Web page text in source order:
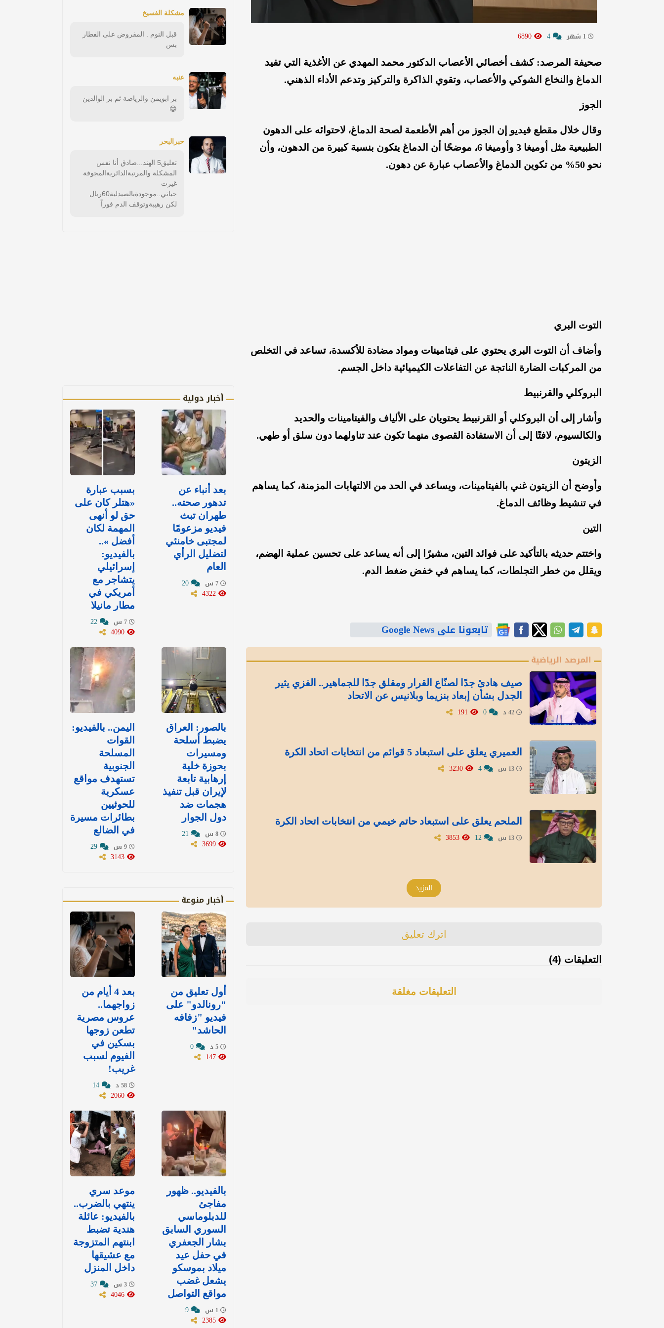
صحيفة المرصد: كشف أخصائي الأعصاب الدكتور محمد المهدي عن الأغذية التي تفيد
الدماغ والنخاع الشوكي والأعصاب، وتقوي الذاكرة والتركيز وتدعم الأداء الذهني.
الجوز
وقال خلال مقطع فيديو إن الجوز من أهم الأطعمة لصحة الدماغ، لاحتوائه على الدهون
الطبيعية مثل أوميغا 3 وأوميغا 6، موضحًا أن الدماغ يتكون بنسبة كبيرة من الدهون، وأن
نحو 50% من تكوين الدماغ والأعصاب عبارة عن دهون.
التوت البري
وأضاف أن التوت البري يحتوي على فيتامينات ومواد مضادة للأكسدة، تساعد في التخلص
من المركبات الضارة الناتجة عن التفاعلات الكيميائية داخل الجسم.
البروكلي والقرنبيط
وأشار إلى أن البروكلي أو القرنبيط يحتويان على الألياف والفيتامينات والحديد
والكالسيوم، لافتًا إلى أن الاستفادة القصوى منهما تكون عند تناولهما دون سلق أو طهي.
الزيتون
وأوضح أن الزيتون غني بالفيتامينات، ويساعد في الحد من الالتهابات المزمنة، كما يساهم
في تنشيط وظائف الدماغ.
التين
واختتم حديثه بالتأكيد على فوائد التين، مشيرًا إلى أنه يساعد على تحسين عملية الهضم،
ويقلل من خطر التجلطات، كما يساهم في خفض ضغط الدم.
تابعونا على Google News
المرصد الرياضية
صيف هادئ جدًا لصنّاع القرار ومقلق جدًا للجماهير.. الفزي يثير
الجدل بشأن إبعاد بنزيما وبلانيس عن الاتحاد
العميري يعلق على استبعاد 5 قوائم من انتخابات اتحاد الكرة
الملحم يعلق على استبعاد حاتم خيمي من انتخابات اتحاد الكرة
المزيد
اترك تعليق
التعليقات (4)
التعليقات مغلقة
مشكلة الفسيخ
قبل النوم . المفروض على الفطار
بس
عنبه
بر ابويمن والرياضة ثم بر الوالدين
😁
حبرالبحر
تعليق5 الهند...صادق أنا نفس
المشكلة والمرتبةالدائريةالمجوفة
غيرت
حياتي..موجودةبالصيدلية60ريال
لكن رهيبةوتوقف الدم فوراً
أخبار دولية
بعد أنباء عن
تدهور صحته..
طهران تبث
فيديو مزعومًا
لمجتبى خامنئي
لتضليل الرأي
العام
بسبب عبارة
«هتلر كان على
حق لو أنهى
المهمة لكان
أفضل »..
بالفيديو:
إسرائيلي
يتشاجر مع
أمريكي في
مطار مانيلا
بالصور: العراق
يضبط أسلحة
ومسيرات
بحوزة خلية
إرهابية تابعة
لإيران قبل تنفيذ
هجمات ضد
دول الجوار
اليمن.. بالفيديو:
القوات
المسلحة
الجنوبية
تستهدف مواقع
عسكرية
للحوثيين
بطائرات مسيرة
في الضالع
أخبار منوعة
أول تعليق من
"رونالدو" على
فيديو "زفافه
الحاشد"
بعد 4 أيام من
زواجهما..
عروس مصرية
تطعن زوجها
بسكين في
الفيوم لسبب
غريب!
بالفيديو.. ظهور
مفاجئ
للدبلوماسي
السوري السابق
بشار الجعفري
في حفل عيد
ميلاد بموسكو
يشعل غضب
مواقع التواصل
موعد سري
ينتهي بالضرب..
بالفيديو: عائلة
هندية تضبط
ابنتهم المتزوجة
مع عشيقها
داخل المنزل